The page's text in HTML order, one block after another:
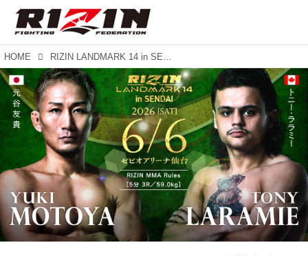
HOME RIZIN LANDMARK 14 in SENDAI 元谷友貴 vs. トニー・ララミー契約体重変更のお知らせ